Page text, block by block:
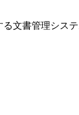
文書管理シス